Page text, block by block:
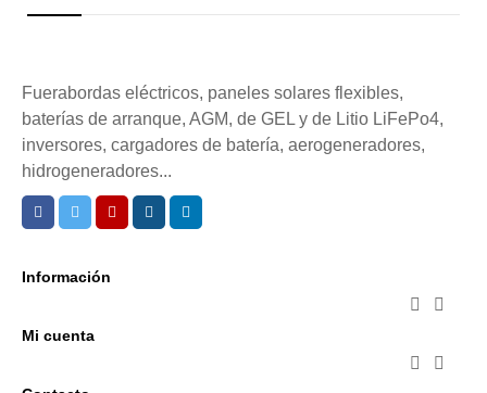
Fuerabordas eléctricos, paneles solares flexibles,
baterías de arranque, AGM, de GEL y de Litio LiFePo4,
inversores, cargadores de batería, aerogeneradores,
hidrogeneradores...
Información
 
Mi cuenta
 